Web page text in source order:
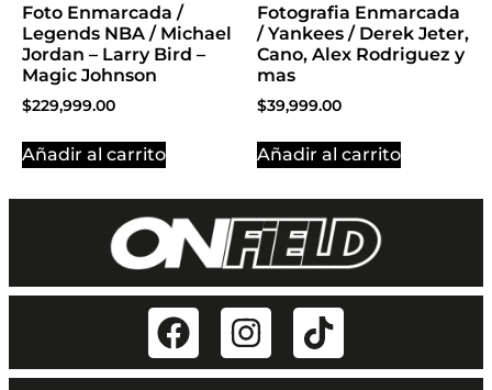
Foto Enmarcada /
Legends NBA / Michael
Jordan – Larry Bird –
Magic Johnson
$229,999.00
Añadir al carrito
Fotografia Enmarcada
/ Yankees / Derek Jeter,
Cano, Alex Rodriguez y
mas
$39,999.00
Añadir al carrito